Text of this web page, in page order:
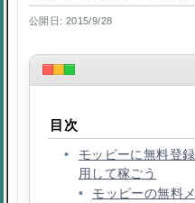
公開日: 2015/9/28
目次
モッピーに無料登
用して稼ごう
モッピーの無料